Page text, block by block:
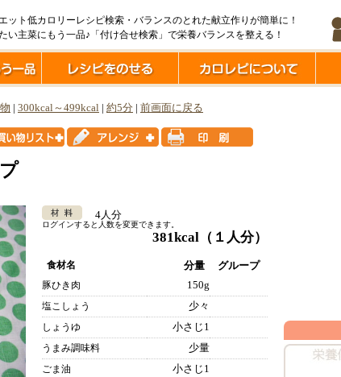
ット低カロリーレシピ検索・バランスのとれた献立作りが簡単に！
い主菜にもう一品♪「付け合せ検索」で栄養バランスを整える！
300kcal～499kcal 約5分 前画面に戻る
4人分
ログインすると人数を変更できます。
381kcal （１人分）
食材名 分量 グループ
豚ひき肉 150g
塩こしょう 少々
しょうゆ 小さじ1
うまみ調味料 少量
ごま油 小さじ1